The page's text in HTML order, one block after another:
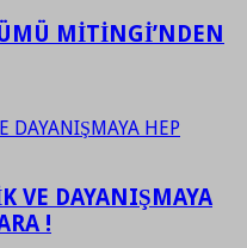
MİTİNGİ’NDEN
VE DAYANIŞMAYA
!